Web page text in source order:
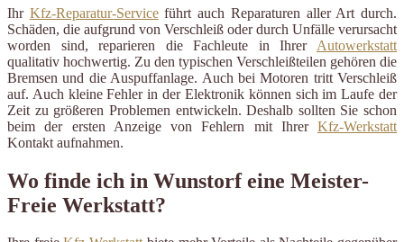
Ihr Kfz-Reparatur-Serviceführt auch Reparaturen aller Art durch.
Schäden, die aufgrund von Verschleiß oder durch Unfälle verursacht
worden sind, reparieren die Fachleute in Ihrer Autowerkstatt
qualitativ hochwertig. Zu den typischen Verschleißteilen gehören die
Bremsen und die Auspuffanlage. Auch bei Motoren tritt Verschleiß
auf. Auch kleine Fehler in der Elektronik können sich im Laufe der
Zeit zu größeren Problemen entwickeln. Deshalb sollten Sie schon
beim der ersten Anzeige von Fehlern mit Ihrer Kfz-Werkstatt
Kontakt aufnahmen.
Wo finde ich in Wunstorf eine Meister-
Freie Werkstatt?